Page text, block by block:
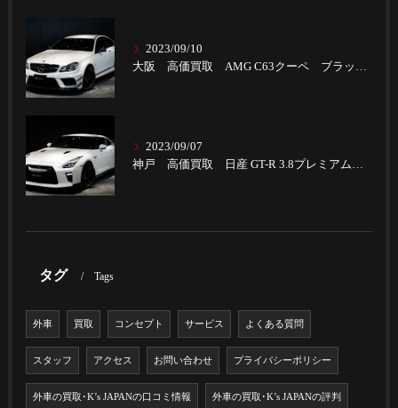
2023/09/10
大阪 高価買取 AMG C63クーペ ブラックSパフォーマンス
2023/09/07
神戸 高価買取 日産 GT-R 3.8プレミアムエディション
タグ Tags
外車 買取 コンセプト サービス よくある質問
スタッフ アクセス お問い合わせ プライバシーポリシー
外車の買取･K’s JAPANの口コミ情報 外車の買取･K’s JAPANの評判